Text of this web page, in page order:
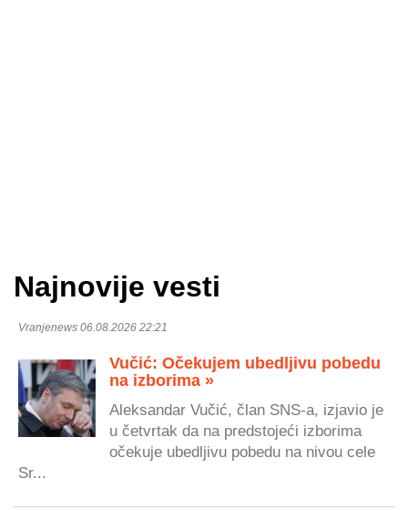
Najnovije vesti
Vranjenews 06.08.2026 22:21
Vučić: Očekujem ubedljivu pobedu
na izborima »
Aleksandar Vučić, član SNS-a, izjavio je
u četvrtak da na predstojeći izborima
očekuje ubedljivu pobedu na nivou cele
Sr...